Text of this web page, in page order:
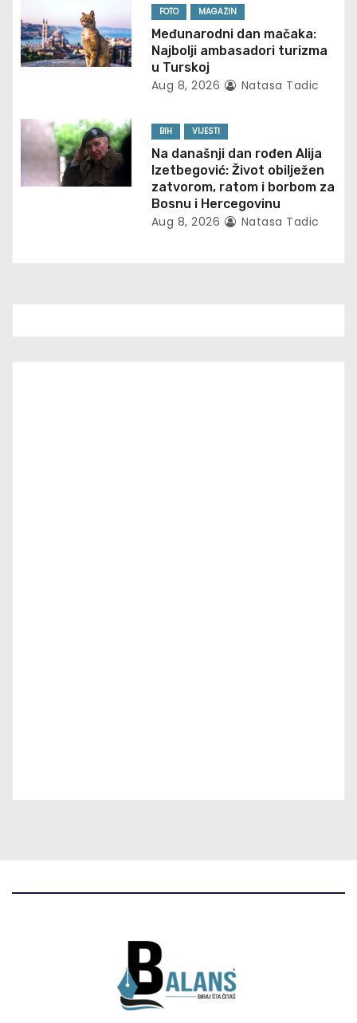
t
i
n
FOTO MAGAZIN
Međunarodni dan mačaka:
Najbolji ambasadori turizma
u Turskoj
Aug 8, 2026 Natasa Tadic
BIH VIJESTI
Na današnji dan rođen Alija
Izetbegović: Život obilježen
zatvorom, ratom i borbom za
Bosnu i Hercegovinu
Aug 8, 2026 Natasa Tadic